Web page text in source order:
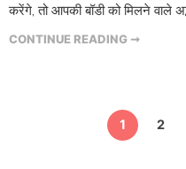
करेंगे, तो आपकी बॉडी को मिलने वाले
CONTINUE READING ➞
1 2